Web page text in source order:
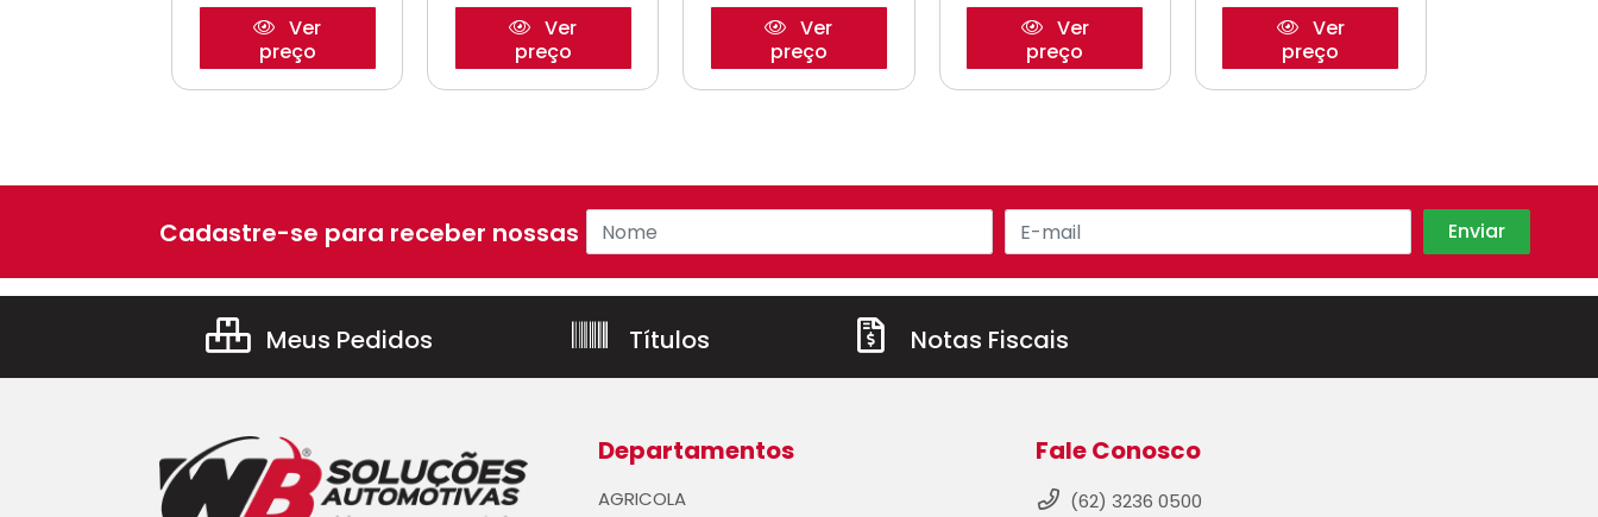
Ver
preço
Ver
preço
Ver
preço
Ver
preço
Ver
preço
Cadastre-se para receber nossas ofertas!
Meus Pedidos Títulos Notas Fiscais
Departamentos
AGRICOLA
Fale Conosco
(62) 3236 0500